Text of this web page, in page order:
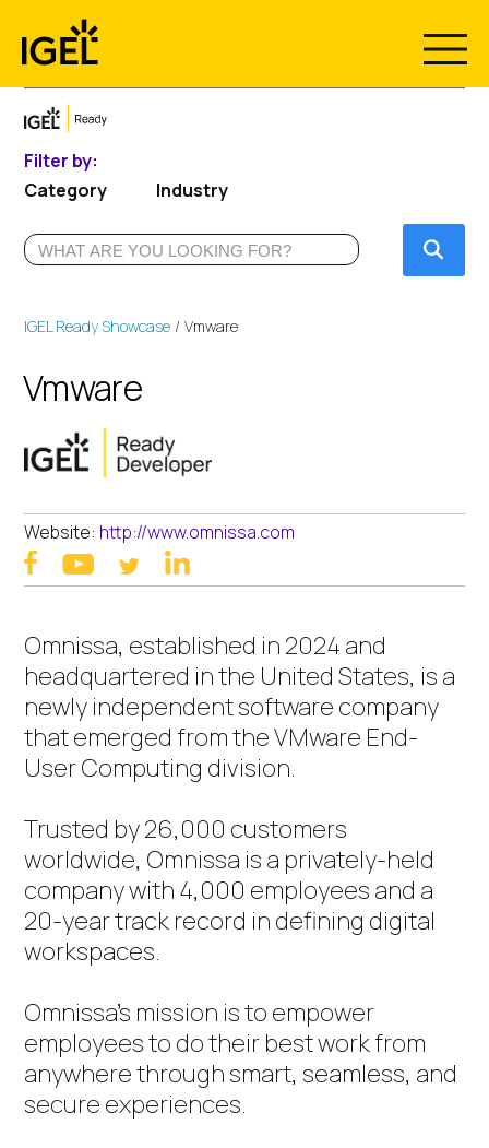
content
Filter by:
Category
Industry
IGEL Ready Showcase Vmware
Vmware
Website: http://www.omnissa.com
facebookyoutubetwitter
Omnissa, established in 2024 and
headquartered in the United States, is a
newly independent software company
that emerged from the VMware End-
User Computing division.
Trusted by 26,000 customers
worldwide, Omnissa is a privately-held
company with 4,000 employees and a
20-year track record in defining digital
workspaces.
Omnissa's mission is to empower
employees to do their best work from
anywhere through smart, seamless, and
secure experiences.